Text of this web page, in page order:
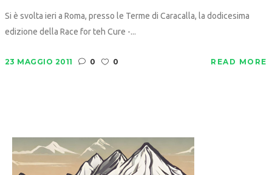
Si è svolta ieri a Roma, presso le Terme di Caracalla, la dodicesima
edizione della Race for teh Cure -...
23 MAGGIO 2011 0 0 READ MORE